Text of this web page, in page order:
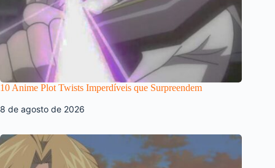
10 Anime Plot Twists Imperdíveis que Surpreendem
8 de agosto de 2026